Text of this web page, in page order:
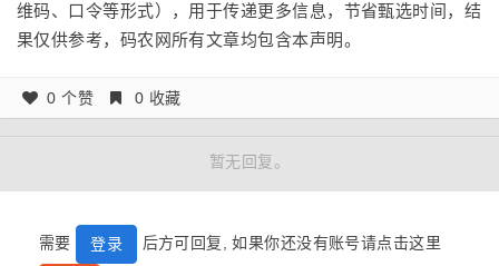
维码、口令等形式），用于传递更多信息，节省甄选时间，结
果仅供参考，码农网所有文章均包含本声明。
0 个赞 0 收藏
暂无回复。
需要 登录 后方可回复, 如果你还没有账号请点击这里